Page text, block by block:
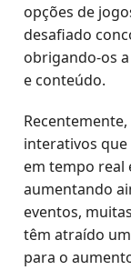
opções de
desafiado
obrigando-os
e conteúdo.
interativos
em tempo real
aumentando
eventos,
têm atraído
para o